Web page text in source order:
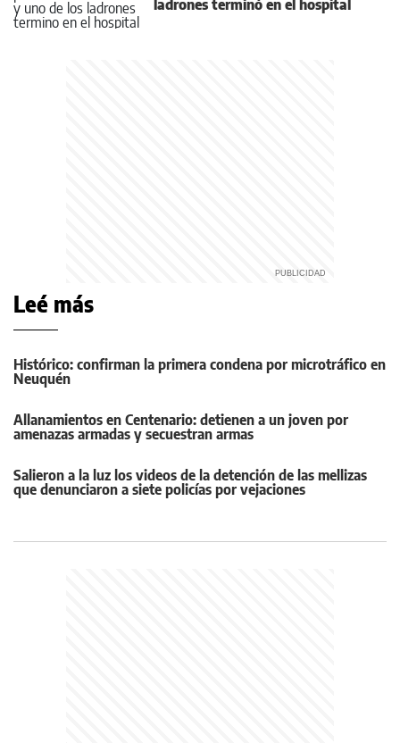
ladrones terminó en el hospital
Leé más
Histórico: confirman la primera condena por microtráfico en
Neuquén
Allanamientos en Centenario: detienen a un joven por
amenazas armadas y secuestran armas
Salieron a la luz los videos de la detención de las mellizas
que denunciaron a siete policías por vejaciones